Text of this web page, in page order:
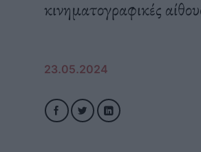
κινηματογραφικές
23.05.2024